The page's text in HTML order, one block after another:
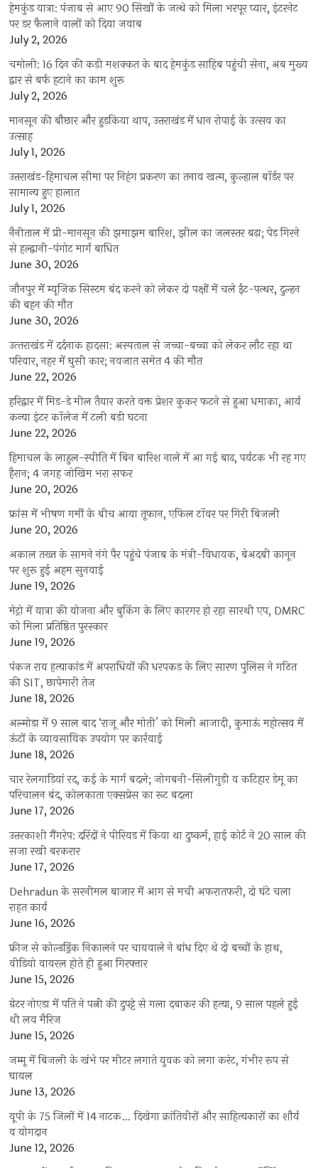
हेमकुंड यात्रा: पंजाब से आए 90 सिखों के जत्थे को मिला भरपूर प्यार, इंटरनेट
पर डर फैलाने वालों को दिया जवाब
July 2, 2026
चमोली: 16 दिन की कड़ी मशक्कत के बाद हेमकुंड साहिब पहुंची सेना, अब मुख्य
द्वार से बर्फ हटाने का काम शुरू
July 2, 2026
मानसून की बौछार और हुड़किया थाप, उत्तराखंड में धान रोपाई के उत्सव का
उत्साह
July 1, 2026
उत्तराखंड-हिमाचल सीमा पर निहंग प्रकरण का तनाव खत्म, कुल्हाल बॉर्डर पर
सामान्य हुए हालात
July 1, 2026
नैनीताल में प्री-मानसून की झमाझम बारिश, झील का जलस्तर बढ़ा; पेड़ गिरने
से हल्द्वानी-पंगोट मार्ग बाधित
June 30, 2026
जौनपुर में म्यूजिक सिस्टम बंद करने को लेकर दो पक्षों में चले ईंट-पत्थर, दुल्हन
की बहन की मौत
June 30, 2026
उत्‍तराखंड में दर्दनाक हादसा: अस्पताल से जच्चा-बच्चा को लेकर लौट रहा था
परिवार, नहर में घुसी कार; नवजात समेत 4 की मौत
June 22, 2026
हरिद्वार में मिड-डे मील तैयार करते वक्त प्रेशर कुकर फटने से हुआ धमाका, आर्य
कन्या इंटर कॉलेज में टली बड़ी घटना
June 22, 2026
हिमाचल के लाहुल-स्पीति में बिन बारिश नाले में आ गई बाढ़, पर्यटक भी रह गए
हैरान; 4 जगह जोखिम भरा सफर
June 20, 2026
फ्रांस में भीषण गर्मी के बीच आया तूफान, एफिल टॉवर पर गिरी बिजली
June 20, 2026
अकाल तख्त के सामने नंगे पैर पहुंचे पंजाब के मंत्री-विधायक, बेअदबी कानून
पर शुरू हुई अहम सुनवाई
June 19, 2026
मेट्रो में यात्रा की योजना और बुकिंग के लिए कारगर हो रहा सारथी एप, DMRC
को मिला प्रतिष्ठित पुरस्कार
June 19, 2026
पंकज राय हत्याकांड में अपराधियों की धरपकड़ के लिए सारण पुलिस ने गठित
की SIT, छापेमारी तेज
June 18, 2026
अल्मोड़ा में 9 साल बाद ‘राजू और मोती’ को मिली आजादी, कुमाऊं महोत्सव में
ऊंटों के व्यावसायिक उपयोग पर कार्रवाई
June 18, 2026
चार रेलगाड़ियां रद, कई के मार्ग बदले; जोगबनी-सिलीगुड़ी व कटिहार डेमू का
परिचालन बंद, कोलकाता एक्सप्रेस का रूट बदला
June 17, 2026
उत्तरकाशी गैंगरेप: दरिंदों ने पीरियड में किया था दुष्कर्म, हाई कोर्ट ने 20 साल की
सजा रखी बरकरार
June 17, 2026
Dehradun के सरनीमल बाजार में आग से मची अफरातफरी, दो घंटे चला
राहत कार्य
June 16, 2026
फ्रीज से कोल्डड्रिंक निकालने पर चायवाले ने बांध दिए थे दो बच्चों के हाथ,
वीडियो वायरल होते ही हुआ गिरफ्तार
June 15, 2026
ग्रेटर नोएडा में पति ने पत्नी की दुपट्टे से गला दबाकर की हत्या, 9 साल पहले हुई
थी लव मैरिज
June 15, 2026
जम्मू में बिजली के खंभे पर मीटर लगाते युवक को लगा करंट, गंभीर रूप से
घायल
June 13, 2026
यूपी के 75 जिलों में 14 नाटक… दिखेगा क्रांतिवीरों और साहित्यकारों का शौर्य
व योगदान
June 12, 2026